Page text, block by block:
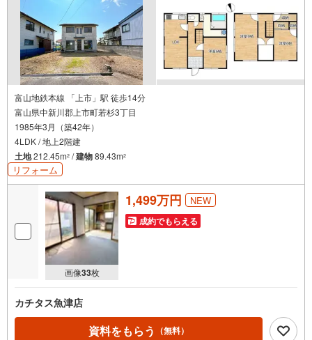
富山地鉄本線 「上市」駅 徒歩14分
富山県中新川郡上市町若杉3丁目
1985年3月（築42年）
4LDK / 地上2階建
土地212.45m2 /建物89.43m2
リフォーム
画像33枚
1,499万円 NEW
成約でもらえる
カチタス魚津店
資料をもらう （無料）